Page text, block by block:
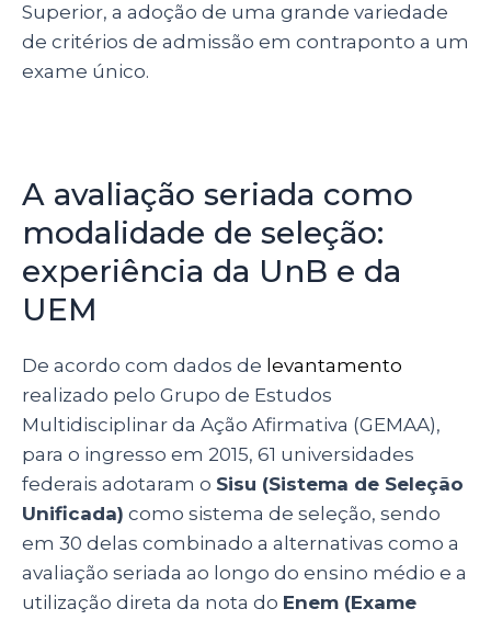
Superior, a adoção de uma grande variedade
de critérios de admissão em contraponto a um
exame único.
A avaliação seriada como
modalidade de seleção:
experiência da UnB e da
UEM
De acordo com dados de levantamento
realizado pelo Grupo de Estudos
Multidisciplinar da Ação Afirmativa (GEMAA),
para o ingresso em 2015, 61 universidades
federais adotaram o Sisu (Sistema de Seleção
Unificada) como sistema de seleção, sendo
em 30 delas combinado a alternativas como a
avaliação seriada ao longo do ensino médio e a
utilização direta da nota do Enem (Exame